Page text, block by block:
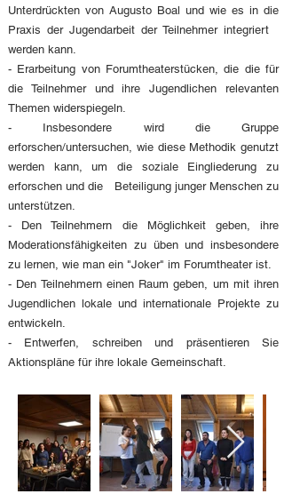
Unterdrückten von Augusto Boal und wie es in die
Praxis der Jugendarbeit der Teilnehmer integriert
werden kann.
- Erarbeitung von Forumtheaterstücken, die die für
die Teilnehmer und ihre Jugendlichen relevanten
Themen widerspiegeln.
- Insbesondere wird die Gruppe
erforschen/untersuchen, wie diese Methodik genutzt
werden kann, um die soziale Eingliederung zu
erforschen und die Beteiligung junger Menschen zu
unterstützen.
- Den Teilnehmern die Möglichkeit geben, ihre
Moderationsfähigkeiten zu üben und insbesondere
zu lernen, wie man ein "Joker" im Forumtheater ist.
- Den Teilnehmern einen Raum geben, um mit ihren
Jugendlichen lokale und internationale Projekte zu
entwickeln.
- Entwerfen, schreiben und präsentieren Sie
Aktionspläne für ihre lokale Gemeinschaft.